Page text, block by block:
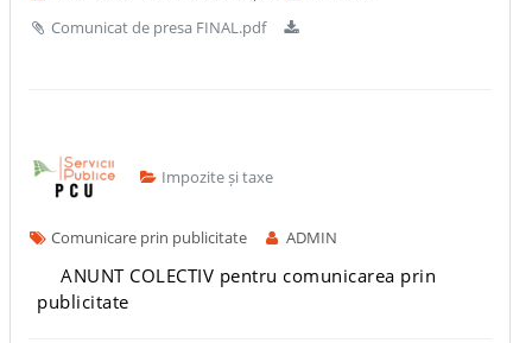
Comunicat de presa FINAL.pdf
Impozite și taxe
Comunicare prin publicitate ADMIN
ANUNT COLECTIV pentru comunicarea prin
publicitate